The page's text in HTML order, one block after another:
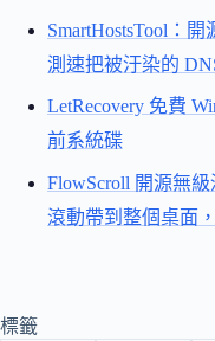
SmartHostsTool：
測速把被汙染的
LetRecovery 免費
前系統碟
FlowScroll 開源無
滾動帶到整個桌面
標籤